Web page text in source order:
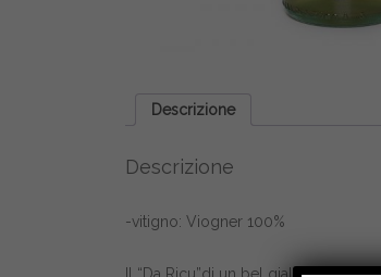
Descrizione
Descrizione
-vitigno: Viogner 100%
Il “Da Ricu”di un bel giallo